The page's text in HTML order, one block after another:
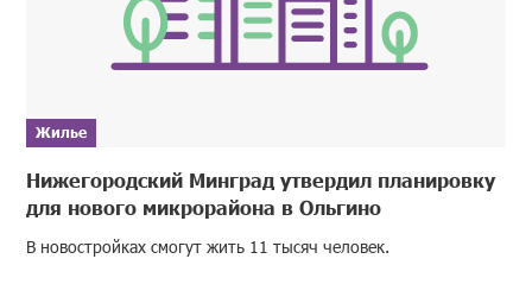
Жилье
Нижегородский Минград утвердил планировку
для нового микрорайона в Ольгино
В новостройках смогут жить 11 тысяч человек.